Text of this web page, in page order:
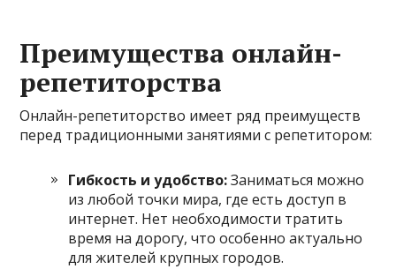
Преимущества онлайн-
репетиторства
Онлайн-репетиторство имеет ряд преимуществ
перед традиционными занятиями с репетитором:
Гибкость и удобство:Заниматься можно
из любой точки мира, где есть доступ в
интернет. Нет необходимости тратить
время на дорогу, что особенно актуально
для жителей крупных городов.